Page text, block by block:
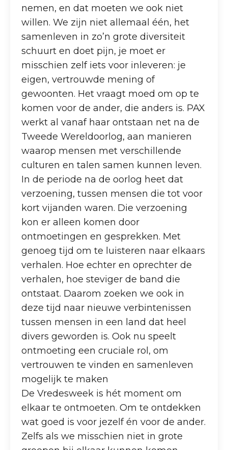
nemen, en dat moeten we ook niet
willen. We zijn niet allemaal één, het
samenleven in zo’n grote diversiteit
schuurt en doet pijn, je moet er
misschien zelf iets voor inleveren: je
eigen, vertrouwde mening of
gewoonten. Het vraagt moed om op te
komen voor de ander, die anders is. PAX
werkt al vanaf haar ontstaan net na de
Tweede Wereldoorlog, aan manieren
waarop mensen met verschillende
culturen en talen samen kunnen leven.
In de periode na de oorlog heet dat
verzoening, tussen mensen die tot voor
kort vijanden waren. Die verzoening
kon er alleen komen door
ontmoetingen en gesprekken. Met
genoeg tijd om te luisteren naar elkaars
verhalen. Hoe echter en oprechter de
verhalen, hoe steviger de band die
ontstaat. Daarom zoeken we ook in
deze tijd naar nieuwe verbintenissen
tussen mensen in een land dat heel
divers geworden is. Ook nu speelt
ontmoeting een cruciale rol, om
vertrouwen te vinden en samenleven
mogelijk te maken
De Vredesweek is hét moment om
elkaar te ontmoeten. Om te ontdekken
wat goed is voor jezelf én voor de ander.
Zelfs als we misschien niet in grote